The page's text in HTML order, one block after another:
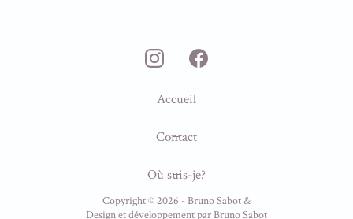
Accueil
Contact
Où suis-je?
Copyright © 2026 - Bruno Sabot &
Design et développement parBruno Sabot